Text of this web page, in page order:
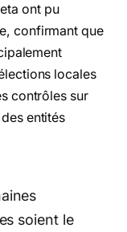
ont pu
confirmant que
locales
contrôles sur
entités
soient le